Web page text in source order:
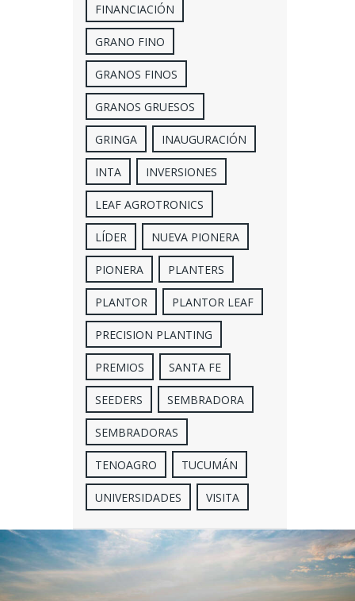
FINANCIACIÓN
GRANO FINO
GRANOS FINOS
GRANOS GRUESOS
GRINGA INAUGURACIÓN
INTA INVERSIONES
LEAF AGROTRONICS
LÍDER NUEVA PIONERA
PIONERA PLANTERS
PLANTOR PLANTOR LEAF
PRECISION PLANTING
PREMIOS SANTA FE
SEEDERS SEMBRADORA
SEMBRADORAS
TENOAGRO TUCUMÁN
UNIVERSIDADES VISITA